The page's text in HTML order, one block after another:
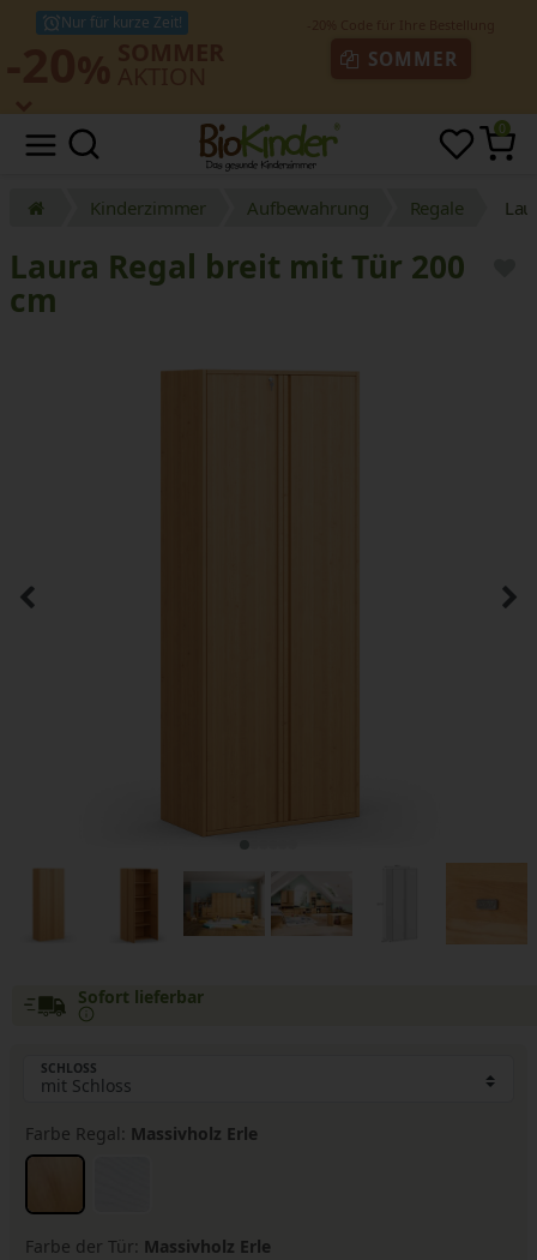
Nur für kurze Zeit!
SOMMER
0
Kinderzimmer Aufbewahrung Regale
Laura Regal breit mit Tür 200
cm
Sofort lieferbar
SCHLOSS
Farbe Regal: Massivholz Erle
Farbe der Tür: Massivholz Erle